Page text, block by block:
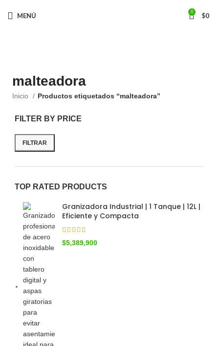
MENÚ 0 $0
malteadora
Inicio Productos etiquetados “malteadora”
FILTER BY PRICE
FILTRAR
TOP RATED PRODUCTS
Granizadora Industrial | 1 Tanque | 12L |
Eficiente y Compacta
$5,389,900